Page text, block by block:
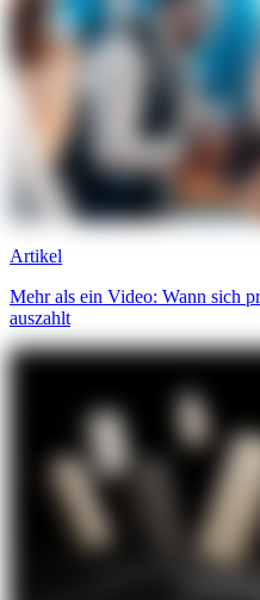
Artikel
Mehr als ein Video: Wann sich
auszahlt